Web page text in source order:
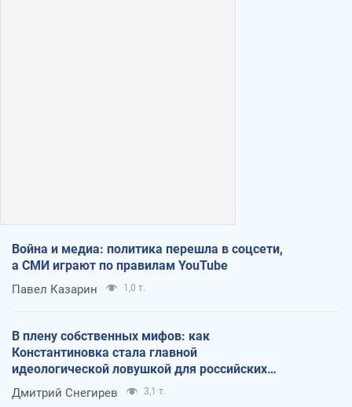
Война и медиа: политика перешла в соцсети,
а СМИ играют по правилам YouTube
Павел Казарин 1,0 т.
В плену собственных мифов: как
Константиновка стала главной
идеологической ловушкой для российских
оккупантов
Дмитрий Снегирев 3,1 т.